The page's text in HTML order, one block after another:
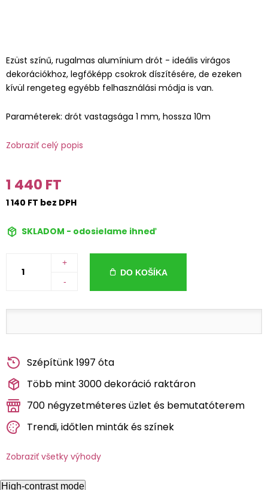
Ezüst színű, rugalmas alumínium drót - ideális virágos
dekorációkhoz, legfőképp csokrok díszítésére, de ezeken
kívül rengeteg egyébb felhasználási módja is van.
Paraméterek: drót vastagsága 1 mm, hossza 10m
Zobraziť celý popis
1 440 FT
1 140 FT bez DPH
SKLADOM - odosielame ihneď
+
-
DO KOŠÍKA
Szépítünk 1997 óta
Több mint 3000 dekoráció raktáron
700 négyzetméteres üzlet és bemutatóterem
Trendi, időtlen minták és színek
Zobraziť všetky výhody
High-contrast mode